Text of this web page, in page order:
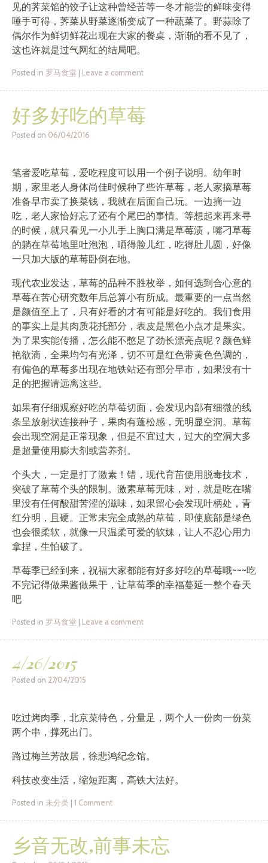
见的荠菜馅的饺子让这种曾经苦等一冬才能尝的鲜味变得
唾手可得，荠菜从野菜逐渐变成了一种蔬菜了。野蒜除了
偶尔作为鲜切鲜花出现在大家的餐桌，渐渐的看不见了，
这也许就是过气网红的结局吧。
Posted in 罗马食堂 Leave a comment
好多好吃的草莓
Posted on 06/04/2016
笔者爱吃草莓，爱吃程度可以用一个例子说明。幼年时
期，家里老人身体尚佳时候种了些许草莓，老人家摘草莓
准备早市卖了换菜钱，我就在后面自己玩。一边摘一边
吃，老人家恰好忘了还有个尾巴的事情。等想起来再来寻
的时候，就只看见一小儿手上胸口满是草莓渍，嘴刁草莓
的躺在草莓地里吐泡泡，晒得脸儿红，吃得肚儿圆，好像
一只加大版的草莓卧倒在地。
现代农业发达，草莓的品种不胜枚举，如何选到合心意的
草莓在苦心研究数年后总算小有所成。最重要的一点当然
是颜值至上了，只有好看的才有可能是好吃的。我们食用
的事实上是其肉质花托部分，表皮是黑色小点才是果实。
为了果实能传播，怎么能不憋足了劲长漂亮点呢？颜色鲜
艳欲滴，全果均匀有光泽，切不可是红色带黄色色调的，
有偏色的草莓多出现在地铁站还有部分早市，如果没有十
足的把握请远离这些。
如果有仔细观察好吃的草莓切面，会发现内部有细微的线
条呈放射状连接种子，果肉有蓬松感，无明显空洞。草莓
会出现空洞是正常现象，但是不宜过大，过大的空洞大多
是超量使用膨大剂或营养剂。
个头大，一定是打了激素！错，现代育苗使用脱毒技术，
突破了草莓个头的限制。激素草莓无味，对，就是吃在嘴
里没有任何酸甜苦涩的滋味，如果留心会发现叶柄处，青
红分明，且硬。正常未完全成熟的草莓，即使底部是绿色
也会很柔软，就像一只温柔可爱的软妹，让人不忍心用力
拿捏，生怕破了。
草莓季已经到来，祝福大家都能有好多好吃的草莓哦~~~吃
不完记得做果酱做果干，让草莓季的幸福蔓延一整个春天
吧
Posted in 罗马食堂 Leave a comment
4/26/2015
Posted on 27/04/2015
吃过烤肉季，北京菜特色，分量足，两个人一份肉一份菜
两个串，撑死出门。
路过梅兰芳故居，徐悲鸿纪念馆。
科技改变生活，缩短距离，高铁大法好。
Posted in 未分类 1 Comment
乡音无改,前事未忘